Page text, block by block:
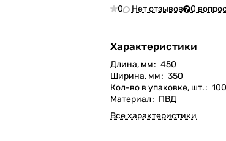
0 Нет отзывов 0
Характеристики
Длина, мм: 450
Ширина, мм: 350
Кол-во в упаковке, шт.:
Материал: ПВД
Все характеристики